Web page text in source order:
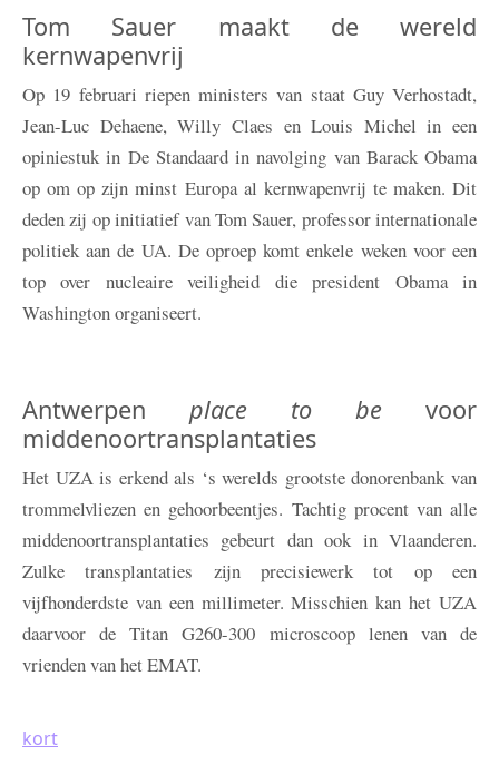
Tom Sauer maakt de wereld
kernwapenvrij
Op 19 februari riepen ministers van staat Guy Verhostadt,
Jean-Luc Dehaene, Willy Claes en Louis Michel in een
opiniestuk in De Standaard in navolging van Barack Obama
op om op zijn minst Europa al kernwapenvrij te maken. Dit
deden zij op initiatief van Tom Sauer, professor internationale
politiek aan de UA. De oproep komt enkele weken voor een
top over nucleaire veiligheid die president Obama in
Washington organiseert.
Antwerpen place to be voor
middenoortransplantaties
Het UZA is erkend als ‘s werelds grootste donorenbank van
trommelvliezen en gehoorbeentjes. Tachtig procent van alle
middenoortransplantaties gebeurt dan ook in Vlaanderen.
Zulke transplantaties zijn precisiewerk tot op een
vijfhonderdste van een millimeter. Misschien kan het UZA
daarvoor de Titan G260-300 microscoop lenen van de
vrienden van het EMAT.
kort